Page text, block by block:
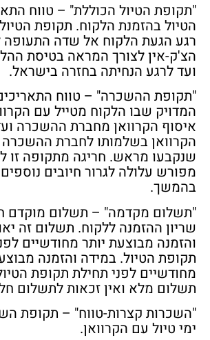
"תקופת הטיול הכוללת" – טווח
הטיול בהזמנת הלקוח. תקופת
רגע הגעת הלקוח אל שדה התעופה
הצ'ק-אין לצורך המראה בטיסת
ועד לרגע הנחיתה בחזרה בישראל.
"תקופת ההשכרה" – טווח
המדויק שבו הלקוח מטייל עם
איסוף הקרוואן מחברת ההשכרה
הקרוואן בשלמותו לחברת ההשכרה
שנקבעו מראש. חריגה מתקופה זו
מפורש עלולה לגרור חיובים
בהמשך.
"תשלום מקדמה" – תשלום מוקדם
שריון ההזמנה ללקוח. תשלום זה
והזמנה מבוצעת יותר מחודשיים
תקופת הטיול. במידה והזמנה
מחודשיים לפני תחילת תקופת
תשלום מלא ואין זכאות לתשלום
"השכרות קצרות-טווח"
ימי טיול עם הקרוואן.